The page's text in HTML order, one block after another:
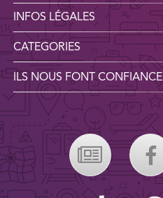
INFOS LÉGALES
CATEGORIES
ILS NOUS FONT CONFIANCE